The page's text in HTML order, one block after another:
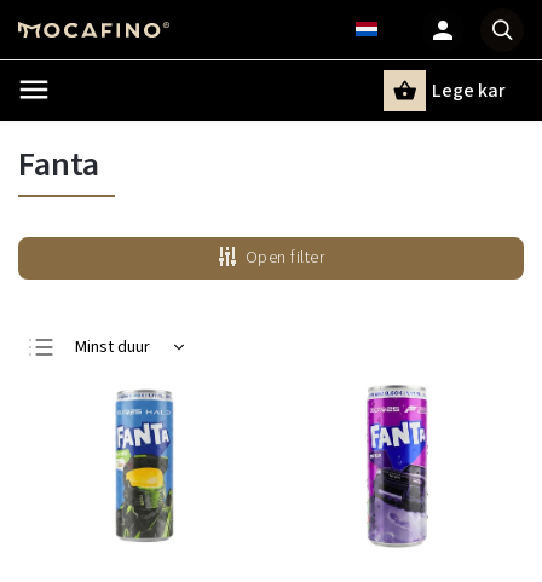
Lege kar
Fanta
Open filter
Minst duur
Duurste
Bestsellers
Alfabetisch